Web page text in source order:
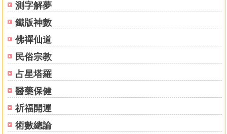
測字解夢
鐵版神數
佛禪仙道
民俗宗教
占星塔羅
醫藥保健
祈福開運
術數總論